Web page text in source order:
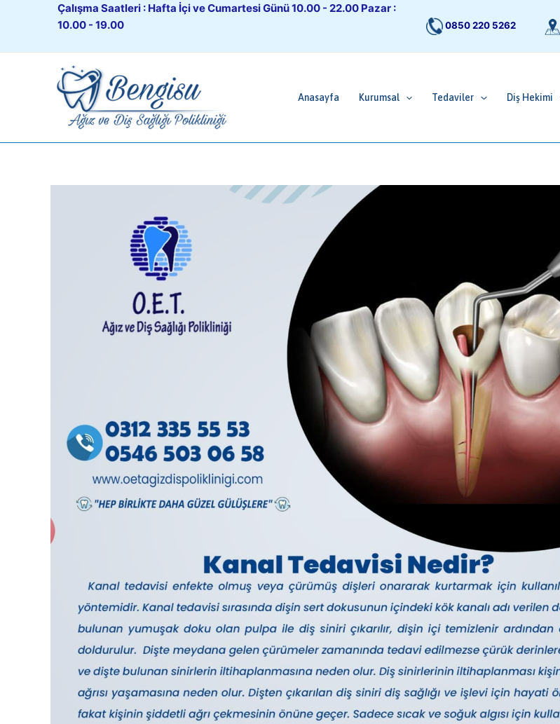
Çalışma Saatleri : Hafta İçi ve Cumartesi Günü 10.00 - 22.00 Pazar :
10.00 - 19.00
0850 220 5262
Anasayfa Kurumsal Tedaviler Diş Hekimi